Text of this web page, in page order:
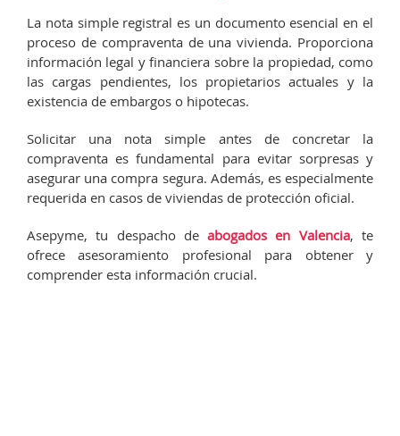
La nota simple registral es un documento esencial en el
proceso de compraventa de una vivienda. Proporciona
información legal y financiera sobre la propiedad, como
las cargas pendientes, los propietarios actuales y la
existencia de embargos o hipotecas.
Solicitar una nota simple antes de concretar la
compraventa es fundamental para evitar sorpresas y
asegurar una compra segura. Además, es especialmente
requerida en casos de viviendas de protección oficial.
Asepyme, tu despacho deabogados en Valencia, te
ofrece asesoramiento profesional para obtener y
comprender esta información crucial.